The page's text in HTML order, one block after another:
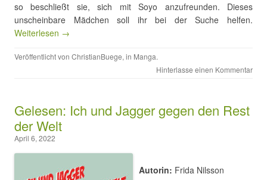
so beschließt sie, sich mit Soyo anzufreunden. Dieses
unscheinbare Mädchen soll ihr bei der Suche helfen.
Weiterlesen →
Veröffentlicht von ChristianBuege, in Manga.
Hinterlasse einen Kommentar
Gelesen: Ich und Jagger gegen den Rest
der Welt
April 6, 2022
Autorin: Frida Nilsson